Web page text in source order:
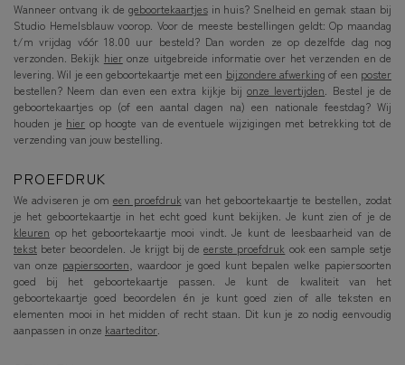
Wanneer ontvang ik de geboortekaartjesin huis? Snelheid en gemak staan bij
Studio Hemelsblauw voorop. Voor de meeste bestellingen geldt: Op maandag
t/m vrijdag vóór 18.00 uur besteld? Dan worden ze op dezelfde dag nog
verzonden. Bekijk hieronze uitgebreide informatie over het verzenden en de
levering. Wil je een geboortekaartje met een bijzondere afwerking of een poster
bestellen? Neem dan even een extra kijkje bij onze levertijden . Bestel je de
geboortekaartjes op (of een aantal dagen na) een nationale feestdag? Wij
houden je hier op hoogte van de eventuele wijzigingen met betrekking tot de
verzending van jouw bestelling.
PROEFDRUK
We adviseren je om een proefdruk van het geboortekaartje te bestellen, zodat
je het geboortekaartje in het echt goed kunt bekijken. Je kunt zien of je de
kleuren op het geboortekaartje mooi vindt. Je kunt de leesbaarheid van de
tekst beter beoordelen. Je krijgt bij deeerste proefdruk ook een sample setje
van onze papiersoorten , waardoor je goed kunt bepalen welke papiersoorten
goed bij het geboortekaartje passen. Je kunt de kwaliteit van het
geboortekaartje goed beoordelen én je kunt goed zien of alle teksten en
elementen mooi in het midden of recht staan. Dit kun je zo nodig eenvoudig
aanpassen in onze kaarteditor